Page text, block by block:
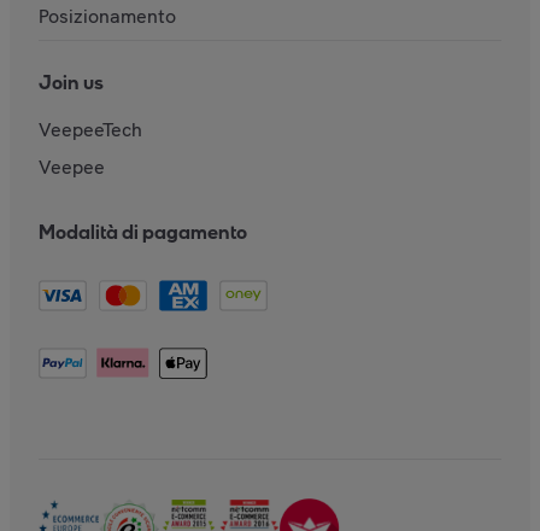
Posizionamento
Join us
VeepeeTech
Veepee
Modalità di pagamento